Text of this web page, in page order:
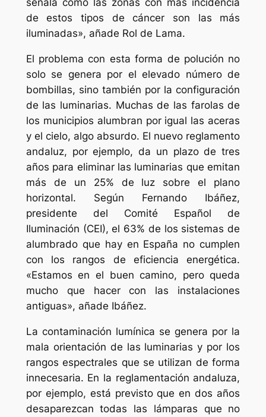
señala como las zonas con más incidencia
de estos tipos de cáncer son las más
iluminadas», añade Rol de Lama.
El problema con esta forma de polución no
solo se genera por el elevado número de
bombillas, sino también por la configuración
de las luminarias. Muchas de las farolas de
los municipios alumbran por igual las aceras
y el cielo, algo absurdo. El nuevo reglamento
andaluz, por ejemplo, da un plazo de tres
años para eliminar las luminarias que emitan
más de un 25% de luz sobre el plano
horizontal. Según Fernando Ibáñez,
presidente del Comité Español de
Iluminación (CEI), el 63% de los sistemas de
alumbrado que hay en España no cumplen
con los rangos de eficiencia energética.
«Estamos en el buen camino, pero queda
mucho que hacer con las instalaciones
antiguas», añade Ibáñez.
La contaminación lumínica se genera por la
mala orientación de las luminarias y por los
rangos espectrales que se utilizan de forma
innecesaria. En la reglamentación andaluza,
por ejemplo, está previsto que en dos años
desaparezcan todas las lámparas que no